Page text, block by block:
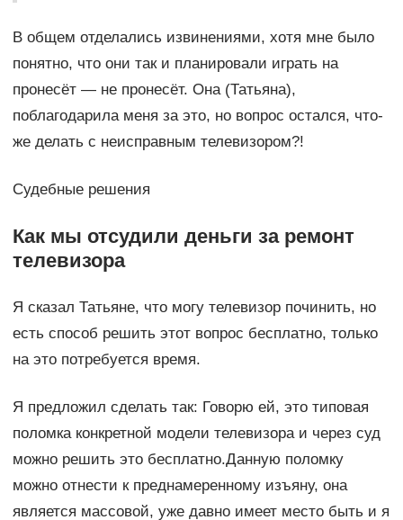
В общем отделались извинениями, хотя мне было
понятно, что они так и планировали играть на
пронесёт — не пронесёт. Она (Татьяна),
поблагодарила меня за это, но вопрос остался, что-
же делать с неисправным телевизором?!
Судебные решения
Как мы отсудили деньги за ремонт
телевизора
Я сказал Татьяне, что могу телевизор починить, но
есть способ решить этот вопрос бесплатно, только
на это потребуется время.
Я предложил сделать так: Говорю ей, это типовая
поломка конкретной модели телевизора и через суд
можно решить это бесплатно.Данную поломку
можно отнести к преднамеренному изъяну, она
является массовой, уже давно имеет место быть и я